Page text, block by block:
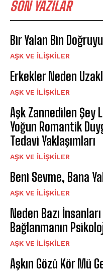
SON YAZILAR
Bir Yalan Bin
AŞK VE İLIŞKILER
Erkekler Neden
AŞK VE İLIŞKILER
Aşk Zannedilen Şey
Yoğun Romantik
Tedavi Yaklaşımları
AŞK VE İLIŞKILER
Beni Sevme, Bana
AŞK VE İLIŞKILER
Neden Bazı
Bağlanmanın
AŞK VE İLIŞKILER
Aşkın Gözü Kör Mü